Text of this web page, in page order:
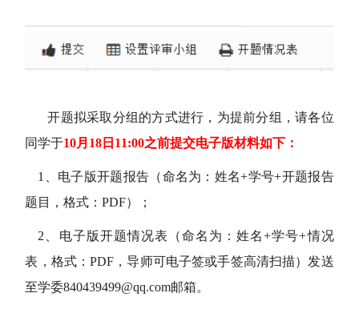
开题拟采取分组的方式进行，为提前分组，请各位
同学于10月 18 日11:00之前提交电子版材料如下：
1、电子版开题报告（命名为： 姓名+学号+开题报告
题目，格式：PDF）；
2、电子版开题情况表（命名为：姓名+学号+情况
表，格式：PDF，导师可电子签或手签高清扫描）发送
至学委840439499@qq.com邮箱。